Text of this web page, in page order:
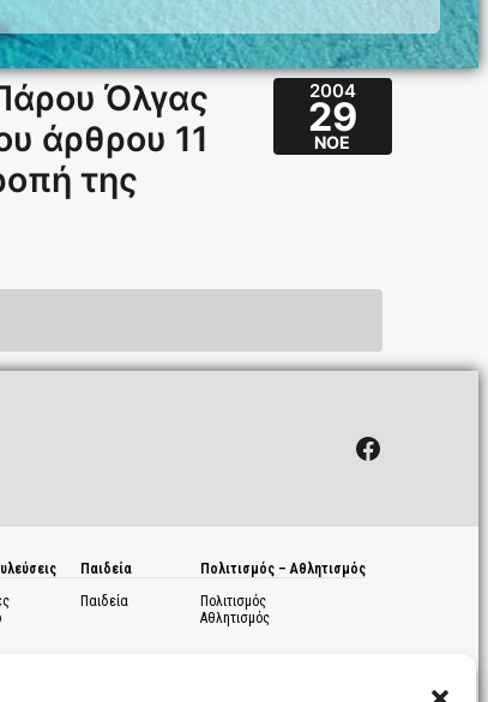
Όλγας
άρθρου 11
της
2004
29
ΝΟΈ
Facebook
Παιδεία
Παιδεία
Πολιτισμός – Αθλητισμός
Πολιτισμός
Αθλητισμός